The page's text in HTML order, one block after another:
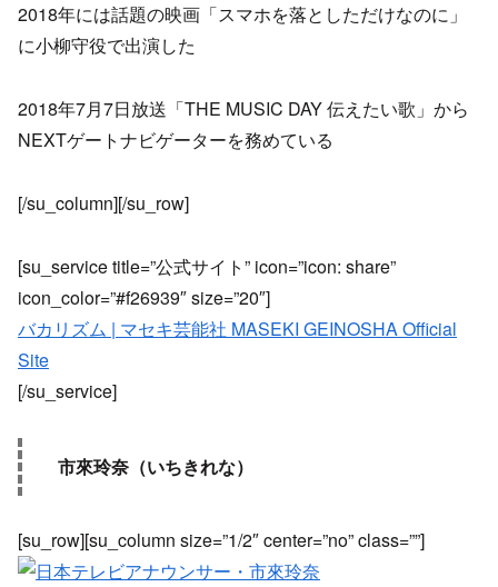
2018年には話題の映画「スマホを落としただけなのに」
に小柳守役で出演した
2018年7月7日放送「THE MUSIC DAY 伝えたい歌」から
NEXTゲートナビゲーターを務めている
[/su_column][/su_row]
[su_service title=”公式サイト” icon=”icon: share”
icon_color=”#f26939″ size=”20″]
バカリズム | マセキ芸能社 MASEKI GEINOSHA Official
Site
[/su_service]
市來玲奈（いちきれな）
[su_row][su_column size=”1/2″ center=”no” class=””]